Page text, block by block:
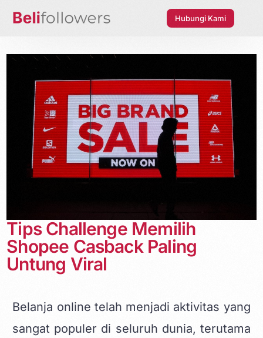
Hubungi Kami
Tips Challenge Memilih
Shopee Casback Paling
Untung Viral
Belanja online telah menjadi aktivitas yang
sangat populer di seluruh dunia, terutama